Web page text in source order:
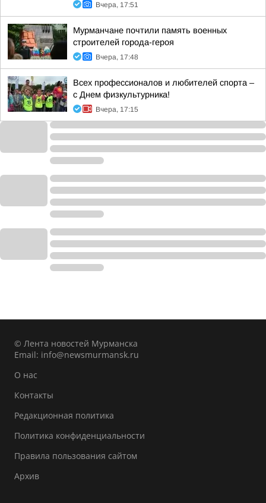
Вчера, 17:51
Мурманчане почтили память военных
строителей города-героя
Вчера, 17:48
Всех профессионалов и любителей спорта –
с Днем физкультурника!
Вчера, 17:15
© Лента новостей Мурманска
Email: info@newsmurmansk.ru
О нас
Контакты
Редакционная политика
Политика конфиденциальности
Правила пользования сайтом
Архив